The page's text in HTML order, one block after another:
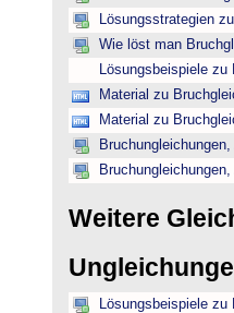
Lösungsstrategien
Wie löst man
Lösungsbeispiele zu
Material zu
Material zu
Weitere
Lösungsbeispiele zu